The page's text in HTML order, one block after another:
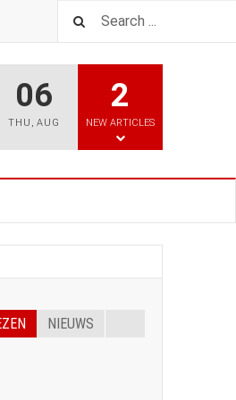
06
THU , AUG
2
NEW ARTICLES
NIEUWS